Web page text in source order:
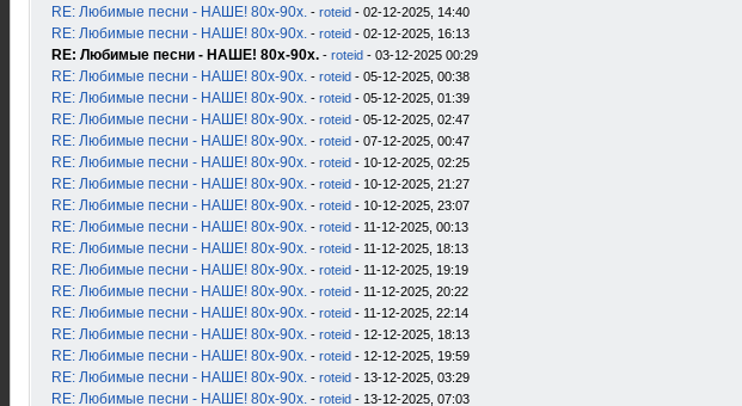
RE: Любимые песни - НАШЕ! 80х-90х. - roteid - 02-12-2025, 14:40
RE: Любимые песни - НАШЕ! 80х-90х. - roteid - 02-12-2025, 16:13
RE: Любимые песни - НАШЕ! 80х-90х. - roteid - 03-12-2025 00:29
RE: Любимые песни - НАШЕ! 80х-90х. - roteid - 05-12-2025, 00:38
RE: Любимые песни - НАШЕ! 80х-90х. - roteid - 05-12-2025, 01:39
RE: Любимые песни - НАШЕ! 80х-90х. - roteid - 05-12-2025, 02:47
RE: Любимые песни - НАШЕ! 80х-90х. - roteid - 07-12-2025, 00:47
RE: Любимые песни - НАШЕ! 80х-90х. - roteid - 10-12-2025, 02:25
RE: Любимые песни - НАШЕ! 80х-90х. - roteid - 10-12-2025, 21:27
RE: Любимые песни - НАШЕ! 80х-90х. - roteid - 10-12-2025, 23:07
RE: Любимые песни - НАШЕ! 80х-90х. - roteid - 11-12-2025, 00:13
RE: Любимые песни - НАШЕ! 80х-90х. - roteid - 11-12-2025, 18:13
RE: Любимые песни - НАШЕ! 80х-90х. - roteid - 11-12-2025, 19:19
RE: Любимые песни - НАШЕ! 80х-90х. - roteid - 11-12-2025, 20:22
RE: Любимые песни - НАШЕ! 80х-90х. - roteid - 11-12-2025, 22:14
RE: Любимые песни - НАШЕ! 80х-90х. - roteid - 12-12-2025, 18:13
RE: Любимые песни - НАШЕ! 80х-90х. - roteid - 12-12-2025, 19:59
RE: Любимые песни - НАШЕ! 80х-90х. - roteid - 13-12-2025, 03:29
RE: Любимые песни - НАШЕ! 80х-90х. - roteid - 13-12-2025, 07:03